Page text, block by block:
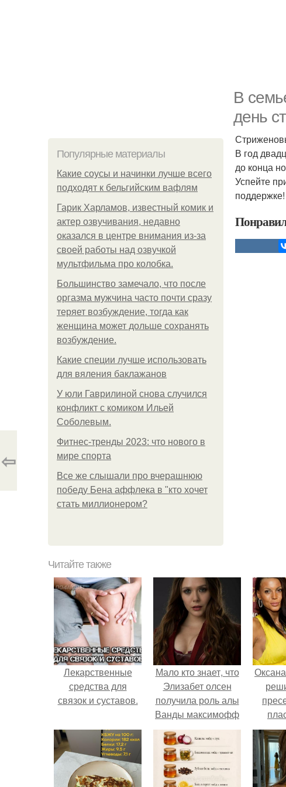
В
день
Популярные материалы
Какие соусы и начинки лучше всего
подходят к бельгийским вафлям
Гарик Харламов, известный комик и
актер озвучивания, недавно
оказался в центре внимания из-за
своей работы над озвучкой
мультфильма про колобка.
Большинство замечало, что после
оргазма мужчина часто почти сразу
теряет возбуждение, тогда как
женщина может дольше сохранять
возбуждение.
Какие специи лучше использовать
для вяления баклажанов
У юли Гаврилиной снова случился
конфликт с комиком Ильей
Соболевым.
Фитнес-тренды 2023: что нового в
мире спорта
Все же слышали про вчерашнюю
победу Бена аффлека в "кто хочет
стать миллионером?
В год
до конца
Успейте
поддержке!
⇦
Читайте также
Лекарственные
средства для
связок и суставов.
Мало кто знает, что
Элизабет олсен
получила роль алы
Ванды максимофф
не сразу.